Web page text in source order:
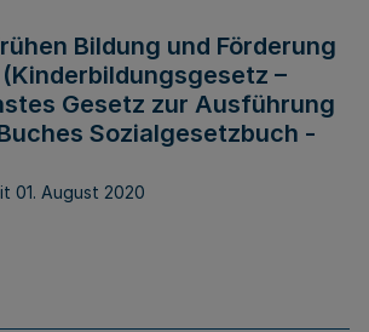
Bildung und Förderung
–
Gesetz zur Ausführung
Sozialgesetzbuch -
01. August 2020